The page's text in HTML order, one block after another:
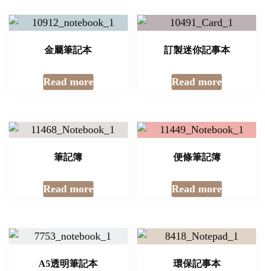
金屬筆記本
Read more
訂製迷你記事本
Read more
筆記簿
Read more
便條筆記簿
Read more
A5透明筆記本 環保記事本